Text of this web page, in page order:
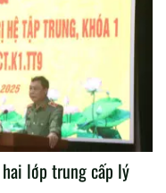
lớp trung cấp lý